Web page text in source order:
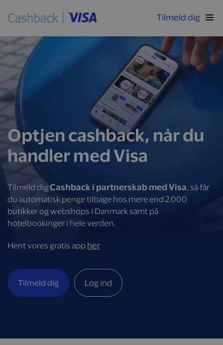
Tilmeld dig
Optjen cashback, når du
handler med Visa
Tilmeld digCashback i partnerskab med Visa, så får
du automatisk penge tilbage hos mere end 2.000
butikker og webshops i Danmark samt på
hotelbookinger i hele verden.
Hent vores gratis app her
Tilmeld dig Log ind